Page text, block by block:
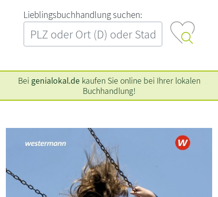
L‍i‍e‍b‍l‍i‍n‍g‍s‍b‍u‍c‍h‍h‍a‍n‍d‍l‍u‍n‍g‍ ‍s‍u‍c‍h‍e‍n‍:‍
Bei genialokal.de kaufen Sie online bei Ihrer lokalen
Buchhandlung!